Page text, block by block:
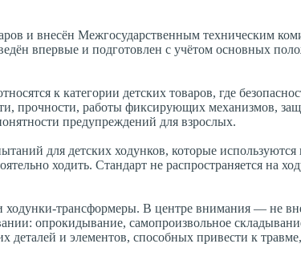
и внесён Межгосударственным техническим
впервые и подготовлен с учётом основных
к категории детских товаров, где
прочности, работы фиксирующих механизмов,
предупреждений для взрослых.
для детских ходунков, которые используются
ходить. Стандарт не распространяется на
ходунки-трансформеры. В центре внимания — не
опрокидывание, самопроизвольное
деталей и элементов, способных привести к